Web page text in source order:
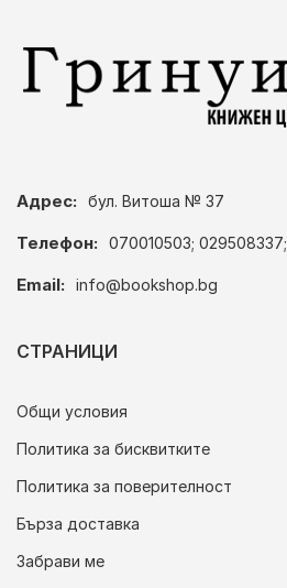
Адрес: бул. Витоша № 37
Телефон: 070010503; 029508337;
Email: info@bookshop.bg
СТРАНИЦИ
Общи условия
Политика за бисквитките
Политика за поверителност
Бърза доставка
Забрави ме